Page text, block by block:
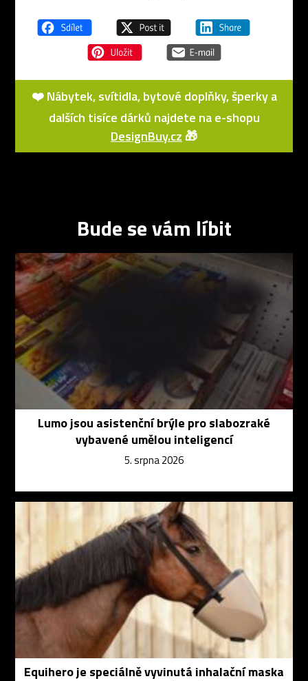
❤️ Nábytek, svítidla, bytové doplňky, šperky a
dalších tisíce dárků najdete na e-shopu
DesignBuy.cz 🎁
Bude se vám líbit
Lumo jsou asistenční brýle pro slabozraké
vybavené umělou inteligencí
5. srpna 2026
Equihero je speciálně vyvinutá inhalační maska